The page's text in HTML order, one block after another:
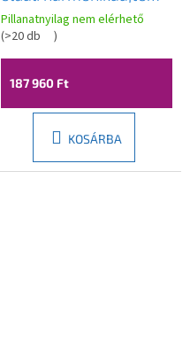
zuhanykabinhoz 140
cm, 8 mm-es átlátszó
üveg, matt arany profil,
836S-140-050-55-00-L
Pillanatnyilag nem elérhető
(>20 db )
187 960 Ft
KOSÁRBA